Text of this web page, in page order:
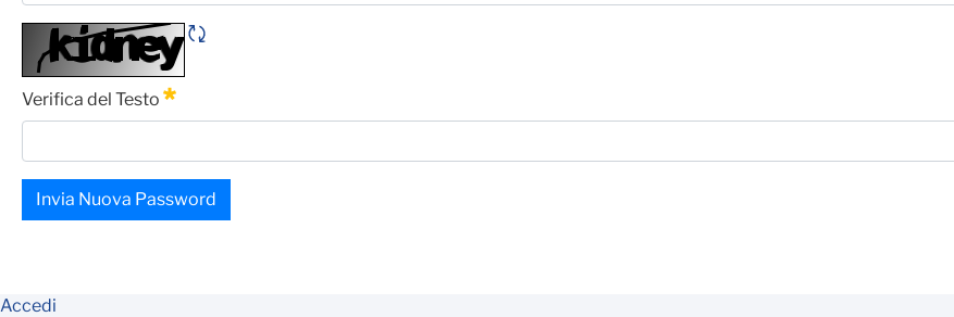
Verifica del Testo
Obbligatorio
Invia Nuova Password
Accedi